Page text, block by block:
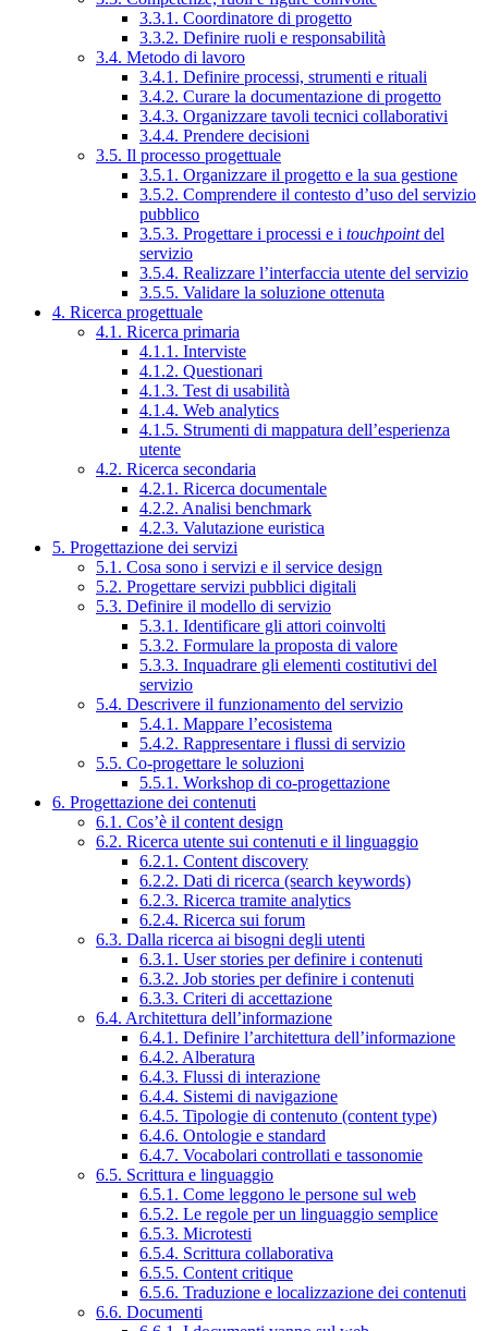
3.3.1. Coordinatore di progetto
3.3.2. Definire ruoli e responsabilità
3.4. Metodo di lavoro
3.4.1. Definire processi, strumenti e rituali
3.4.2. Curare la documentazione di progetto
3.4.3. Organizzare tavoli tecnici collaborativi
3.4.4. Prendere decisioni
3.5. Il processo progettuale
3.5.1. Organizzare il progetto e la sua gestione
3.5.2. Comprendere il contesto d’uso del servizio
pubblico
3.5.3. Progettare i processi e i touchpointdel
servizio
3.5.4. Realizzare l’interfaccia utente del servizio
3.5.5. Validare la soluzione ottenuta
4. Ricerca progettuale
4.1. Ricerca primaria
4.1.1. Interviste
4.1.2. Questionari
4.1.3. Test di usabilità
4.1.4. Web analytics
4.1.5. Strumenti di mappatura dell’esperienza
utente
4.2. Ricerca secondaria
4.2.1. Ricerca documentale
4.2.2. Analisi benchmark
4.2.3. Valutazione euristica
5. Progettazione dei servizi
5.1. Cosa sono i servizi e il service design
5.2. Progettare servizi pubblici digitali
5.3. Definire il modello di servizio
5.3.1. Identificare gli attori coinvolti
5.3.2. Formulare la proposta di valore
5.3.3. Inquadrare gli elementi costitutivi del
servizio
5.4. Descrivere il funzionamento del servizio
5.4.1. Mappare l’ecosistema
5.4.2. Rappresentare i flussi di servizio
5.5. Co-progettare le soluzioni
5.5.1. Workshop di co-progettazione
6. Progettazione dei contenuti
6.1. Cos’è il content design
6.2. Ricerca utente sui contenuti e il linguaggio
6.2.1. Content discovery
6.2.2. Dati di ricerca (search keywords)
6.2.3. Ricerca tramite analytics
6.2.4. Ricerca sui forum
6.3. Dalla ricerca ai bisogni degli utenti
6.3.1. User stories per definire i contenuti
6.3.2. Job stories per definire i contenuti
6.3.3. Criteri di accettazione
6.4. Architettura dell’informazione
6.4.1. Definire l’architettura dell’informazione
6.4.2. Alberatura
6.4.3. Flussi di interazione
6.4.4. Sistemi di navigazione
6.4.5. Tipologie di contenuto (content type)
6.4.6. Ontologie e standard
6.4.7. Vocabolari controllati e tassonomie
6.5. Scrittura e linguaggio
6.5.1. Come leggono le persone sul web
6.5.2. Le regole per un linguaggio semplice
6.5.3. Microtesti
6.5.4. Scrittura collaborativa
6.5.5. Content critique
6.5.6. Traduzione e localizzazione dei contenuti
6.6. Documenti